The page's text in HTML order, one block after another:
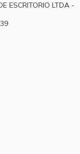
ESCRITORIO LTDA -